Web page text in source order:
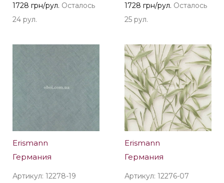
1728 грн/рул. Осталось
24 рул.
1728 грн/рул. Осталось
25 рул.
Erismann
Германия
Артикул: 12278-19
Erismann
Германия
Артикул: 12276-07